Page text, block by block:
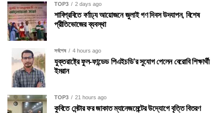
TOP3 2 days ago
শাবিপ্রবিতে বর্ণাঢ্য আয়োজনে জুলাই গণ দিবস উদযাপন, বিশেষ
প্রীতিভোজের ব্যবস্থা
সর্বশেষ 4 hours ago
যুক্তরাষ্ট্রে ফুল-ফান্ডেড পিএইচডি’র সুযোগ পেলেন বেরোবি শিক্ষার্থী
ইমরান
TOP3 21 hours ago
কুবিতে সেন্টার ফর জাকাত ম্যানেজমেন্টের উদ্যোগে বৃত্তি বিতরণ